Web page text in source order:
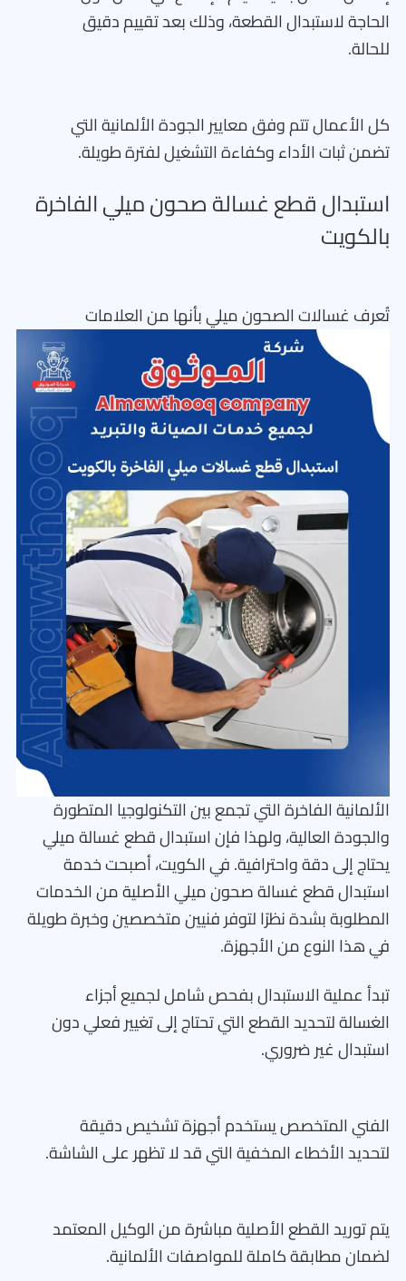
الحاجة لاستبدال القطعة، وذلك بعد تقييم دقيق
للحالة.
كل الأعمال تتم وفق معايير الجودة الألمانية التي
تضمن ثبات الأداء وكفاءة التشغيل لفترة طويلة.
استبدال قطع غسالة صحون ميلي الفاخرة
بالكويت
تُعرف غسالات الصحون ميلي بأنها من العلامات
الألمانية الفاخرة التي تجمع بين التكنولوجيا المتطورة
والجودة العالية، ولهذا فإن استبدال قطع غسالة ميلي
يحتاج إلى دقة واحترافية. في الكويت، أصبحت خدمة
استبدال قطع غسالة صحون ميلي الأصلية من الخدمات
المطلوبة بشدة نظرًا لتوفر فنيين متخصصين وخبرة طويلة
في هذا النوع من الأجهزة.
تبدأ عملية الاستبدال بفحص شامل لجميع أجزاء
الغسالة لتحديد القطع التي تحتاج إلى تغيير فعلي دون
استبدال غير ضروري.
الفني المتخصص يستخدم أجهزة تشخيص دقيقة
لتحديد الأخطاء المخفية التي قد لا تظهر على الشاشة.
يتم توريد القطع الأصلية مباشرة من الوكيل المعتمد
لضمان مطابقة كاملة للمواصفات الألمانية.